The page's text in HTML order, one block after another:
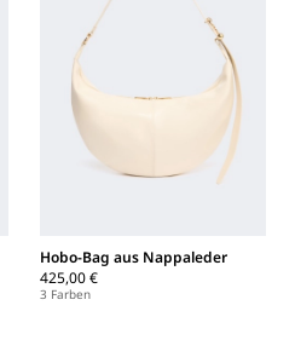
Hobo-Bag aus Nappaleder
425,00 €
3 Farben